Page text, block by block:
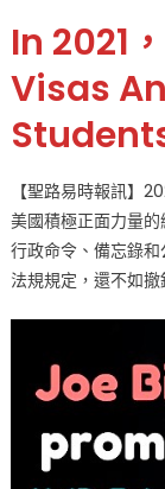
In 2021
Visas
【聖路易時報訊】
美國積極正面力量
行政命令、備忘錄
法規規定，還不如撤